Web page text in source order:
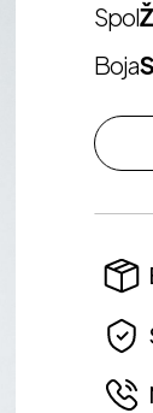
Spol
Boja